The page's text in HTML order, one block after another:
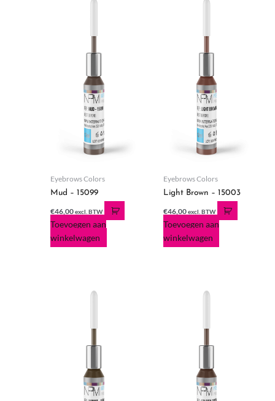
Eyebrows Colors
Mud – 15099
€46,00 excl. BTW
Toevoegen aan
winkelwagen
Eyebrows Colors
Light Brown – 15003
€46,00excl. BTW
Toevoegen aan
winkelwagen